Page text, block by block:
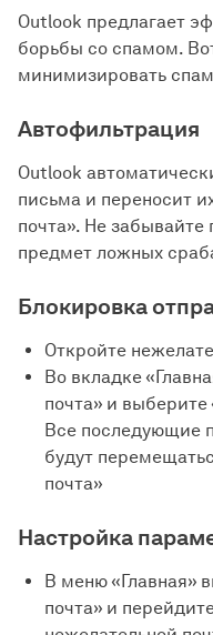
Outlook предлагает
борьбы со спамом.
минимизировать
Автофильтрация
Outlook
письма и переносит
почта». Не забывайте
предмет ложных
Блокировка
Откройте
Во вкладке
почта» и выберите
Все последующие
будут
почта»
Настройка
В меню «Главная»
почта» и